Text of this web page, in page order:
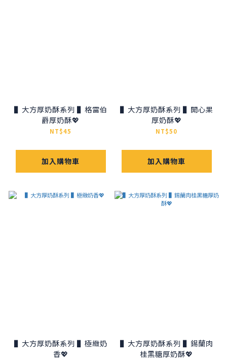
▌大方厚奶酥系列 ▌格雷伯
爵厚奶酥💖
NT$45
加入購物車
▌大方厚奶酥系列 ▌開心果
厚奶酥💖
NT$50
加入購物車
▌大方厚奶酥系列 ▌極緻奶
香💖
▌大方厚奶酥系列 ▌錫蘭肉
桂黑糖厚奶酥💖